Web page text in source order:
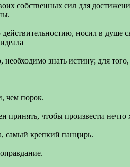
собственных сил для
действительностию, носил в
знать истину; для
чем порок.
принять, чтобы произвести
самый крепкий панцирь.